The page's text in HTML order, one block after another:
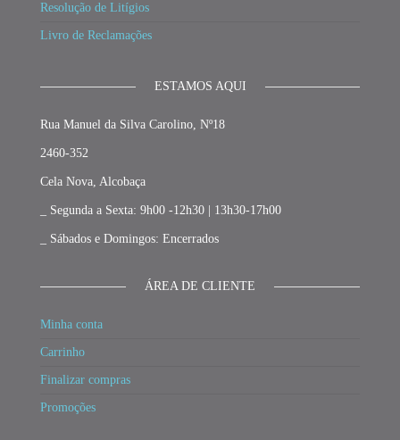
Resolução de Litígios
Livro de Reclamações
ESTAMOS AQUI
Rua Manuel da Silva Carolino, Nº18
2460-352
Cela Nova, Alcobaça
_ Segunda a Sexta: 9h00 -12h30 | 13h30-17h00
_ Sábados e Domingos: Encerrados
ÁREA DE CLIENTE
Minha conta
Carrinho
Finalizar compras
Promoções